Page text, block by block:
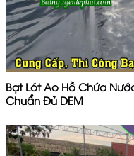
Bạt Lót Ao Hồ Chứa
Chuẩn Đủ DEM